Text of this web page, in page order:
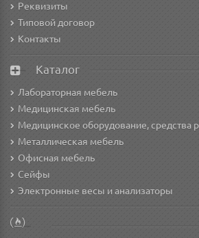
Реквизиты
Типовой договор
Контакты
Каталог
Лабораторная мебель
Медицинская мебель
Медицинское оборудование, средства
Металлическая мебель
Офисная мебель
Сейфы
Электронные весы и анализаторы